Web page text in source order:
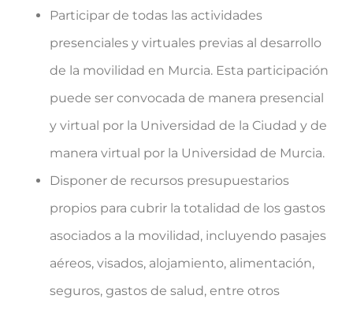
Participar de todas las actividades
presenciales y virtuales previas al desarrollo
de la movilidad en Murcia. Esta participación
puede ser convocada de manera presencial
y virtual por la Universidad de la Ciudad y de
manera virtual por la Universidad de Murcia.
Disponer de recursos presupuestarios
propios para cubrir la totalidad de los gastos
asociados a la movilidad, incluyendo pasajes
aéreos, visados, alojamiento, alimentación,
seguros, gastos de salud, entre otros